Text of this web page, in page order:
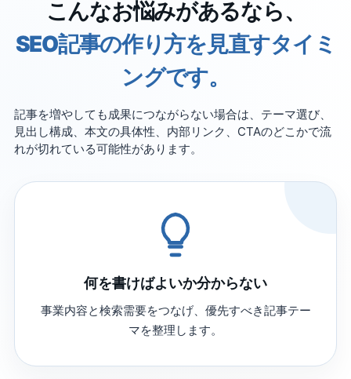
こんなお悩みがあるなら、
SEO記事の作り方を見直すタイミ
ングです。
記事を増やしても成果につながらない場合は、テーマ選び、
見出し構成、本文の具体性、内部リンク、CTAのどこかで流
れが切れている可能性があります。
何を書けばよいか分からない
事業内容と検索需要をつなげ、優先すべき記事テー
マを整理します。